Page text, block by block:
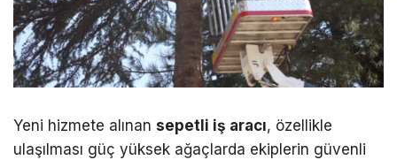
Yeni hizmete alınan sepetli iş aracı, özellikle
ulaşılması güç yüksek ağaçlarda ekiplerin güvenli